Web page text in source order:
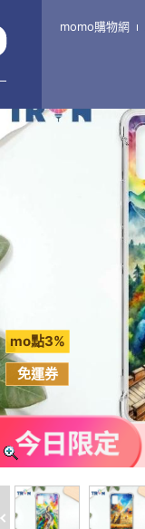
momo購物網
mo點3%
免運券